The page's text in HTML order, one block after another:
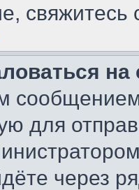
сообщением
для
через